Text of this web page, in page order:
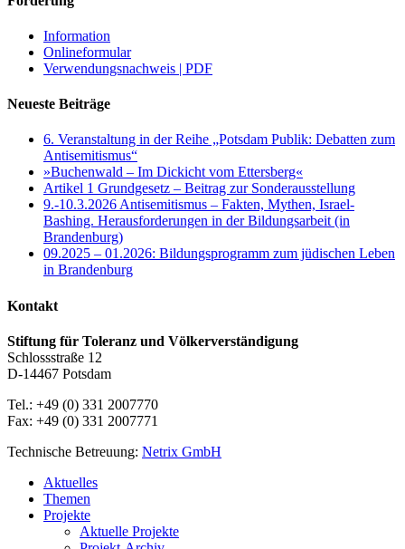
Information
Onlineformular
Verwendungsnachweis | PDF
Neueste Beiträge
6. Veranstaltung in der Reihe „Potsdam Publik: Debatten zum
Antisemitismus“
»Buchenwald – Im Dickicht vom Ettersberg«
Artikel 1 Grundgesetz – Beitrag zur Sonderausstellung
9.-10.3.2026 Antisemitismus – Fakten, Mythen, Israel-
Bashing. Herausforderungen in der Bildungsarbeit (in
Brandenburg)
09.2025 – 01.2026: Bildungsprogramm zum jüdischen Leben
in Brandenburg
Kontakt
Stiftung für Toleranz und Völkerverständigung
Schlossstraße 12
D-14467 Potsdam
Tel.: +49 (0) 331 2007770
Fax: +49 (0) 331 2007771
Technische Betreuung: Netrix GmbH
Close
Menu
Aktuelles
Themen
Projekte
Aktuelle Projekte